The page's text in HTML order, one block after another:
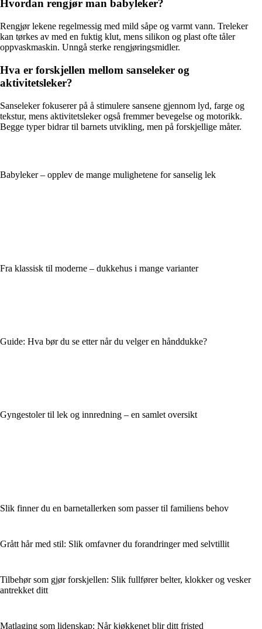
Hvordan rengjør man babyleker?
Rengjør lekene regelmessig med mild såpe og varmt vann. Treleker
kan tørkes av med en fuktig klut, mens silikon og plast ofte tåler
oppvaskmaskin. Unngå sterke rengjøringsmidler.
Hva er forskjellen mellom sanseleker og
aktivitetsleker?
Sanseleker fokuserer på å stimulere sansene gjennom lyd, farge og
tekstur, mens aktivitetsleker også fremmer bevegelse og motorikk.
Begge typer bidrar til barnets utvikling, men på forskjellige måter.
Babyleker – opplev de mange mulighetene for sanselig lek
Fra klassisk til moderne – dukkehus i mange varianter
Guide: Hva bør du se etter når du velger en hånddukke?
Gyngestoler til lek og innredning – en samlet oversikt
Slik finner du en barnetallerken som passer til familiens behov
Grått hår med stil: Slik omfavner du forandringer med selvtillit
Tilbehør som gjør forskjellen: Slik fullfører belter, klokker og vesker
antrekket ditt
Matlaging som lidenskap: Når kjøkkenet blir ditt fristed